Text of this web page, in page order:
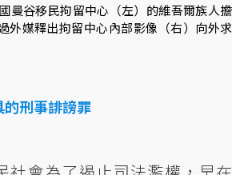
曼谷移民拘留中心（左）的維吾爾族人擔
外媒釋出拘留中心內部影像（右）向外求
刑事誹謗罪